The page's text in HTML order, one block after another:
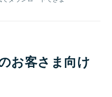
お客さま向け